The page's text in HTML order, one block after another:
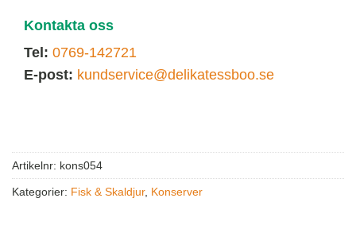
Kontakta oss
Tel: 0769-142721
E-post: kundservice@delikatessboo.se
Artikelnr: kons054
Kategorier: Fisk & Skaldjur, Konserver